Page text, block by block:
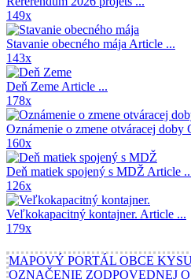
149x
Stavanie obecného mája Article ...
143x
Deň Zeme Article ...
178x
Oznámenie o zmene otváracej doby
160x
Deň matiek spojený s MDŽ Article
126x
Veľkokapacitný kontajner. Article ...
179x
MAPOVÝ PORTÁL OBCE
OZNAČENIE ZODPOVEDNEJ